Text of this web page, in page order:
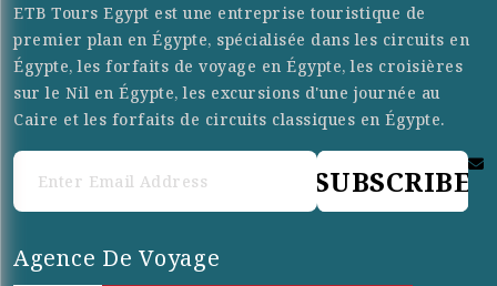
ETB Tours Egypt est une entreprise touristique de
premier plan en Égypte, spécialisée dans les circuits en
Égypte, les forfaits de voyage en Égypte, les croisières
sur le Nil en Égypte, les excursions d'une journée au
Caire et les forfaits de circuits classiques en Égypte.
SUBSCRIBE
Agence De Voyage